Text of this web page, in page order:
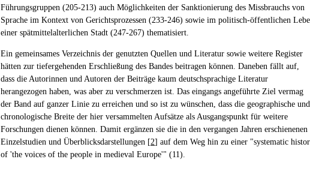
Führungsgruppen (205-213) auch Möglichkeiten der Sanktionierung des Missbrauchs von
Sprache im Kontext von Gerichtsprozessen (233-246) sowie im politisch-öffentlichen
einer spätmittelalterlichen Stadt (247-267) thematisiert.
Ein gemeinsames Verzeichnis der genutzten Quellen und Literatur sowie weitere Register
hätten zur tiefergehenden Erschließung des Bandes beitragen können. Daneben fällt auf,
dass die Autorinnen und Autoren der Beiträge kaum deutschsprachige Literatur
herangezogen haben, was aber zu verschmerzen ist. Das eingangs angeführte Ziel vermag
der Band auf ganzer Linie zu erreichen und so ist zu wünschen, dass die geographische und
chronologische Breite der hier versammelten Aufsätze als Ausgangspunkt für weitere
Forschungen dienen können. Damit ergänzen sie die in den vergangen Jahren erschienenen
Einzelstudien und Überblicksdarstellungen [2] auf dem Weg hin zu einer "systematic
of 'the voices of the people in medieval Europe'" (11).